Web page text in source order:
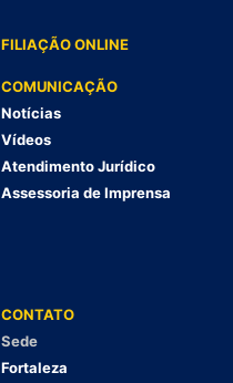
FILIAÇÃO ONLINE
COMUNICAÇÃO
Notícias
Vídeos
Atendimento Jurídico
Assessoria de Imprensa
CONTATO
Sede
Fortaleza